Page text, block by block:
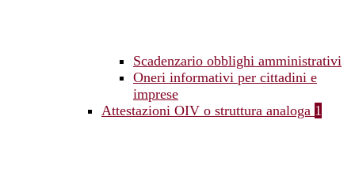
Scadenzario obblighi amministrativi
Oneri informativi per cittadini e
imprese
Attestazioni OIV o struttura analoga 1